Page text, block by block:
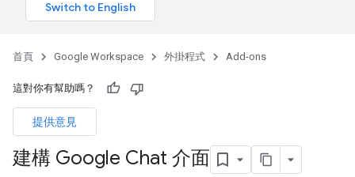
首頁 Google Workspace 外掛程式 Add-ons
這對你有幫助嗎？
提供意見
建構 Google Chat 介面